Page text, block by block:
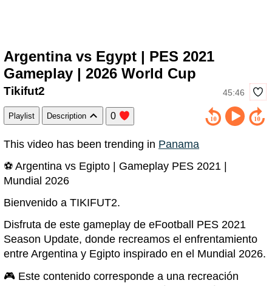
Argentina vs Egypt | PES 2021
Gameplay | 2026 World Cup
45:46
Tikifut2
Playlist Description 0
This video has been trending in Panama
⚽ Argentina vs Egipto | Gameplay PES 2021 |
Mundial 2026
Bienvenido a TIKIFUT2.
Disfruta de este gameplay de eFootball PES 2021
Season Update, donde recreamos el enfrentamiento
entre Argentina y Egipto inspirado en el Mundial 2026.
🎮 Este contenido corresponde a una recreación